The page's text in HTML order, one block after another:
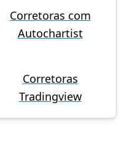
Corretoras com
Autochartist
Corretoras
Tradingview